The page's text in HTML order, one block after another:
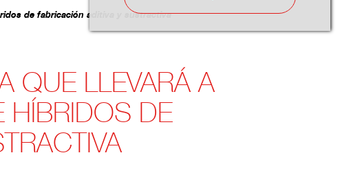
de fabricación aditiva y sustractiva
QUE LLEVARÁ A
HÍBRIDOS DE